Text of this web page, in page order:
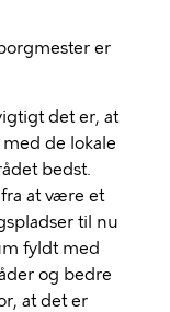
er
det er, at
de lokale
bedst.
at være et
til nu
fyldt med
og bedre
at det er